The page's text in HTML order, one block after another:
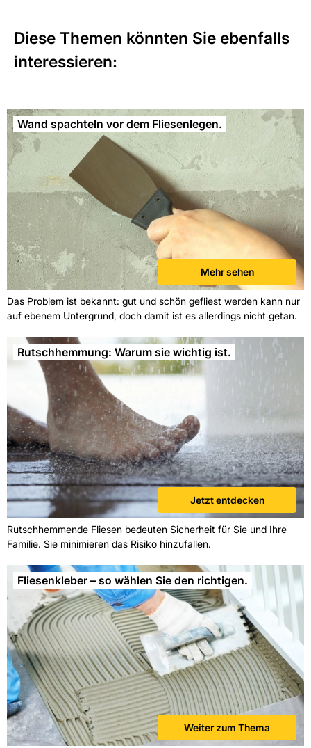
Diese Themen könnten Sie ebenfalls
interessieren:
Wand spachteln vor dem Fliesenlegen.
Mehr sehen
Das Problem ist bekannt: gut und schön gefliest werden kann nur
auf ebenem Untergrund, doch damit ist es allerdings nicht getan.
Rutschhemmung: Warum sie wichtig ist.
Jetzt entdecken
Rutschhemmende Fliesen bedeuten Sicherheit für Sie und Ihre
Familie. Sie minimieren das Risiko hinzufallen.
Fliesenkleber – so wählen Sie den richtigen.
Weiter zum Thema